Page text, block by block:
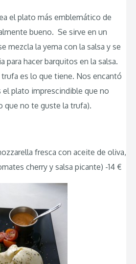
el plato más emblemático de
bueno. Se sirve en un
mezcla la yema con la salsa y se
para hacer barquitos en la salsa.
es lo que tiene. Nos encantó
el plato imprescindible que no
que no te guste la trufa).
fresca con aceite de oliva,
cherry y salsa picante) -14 €